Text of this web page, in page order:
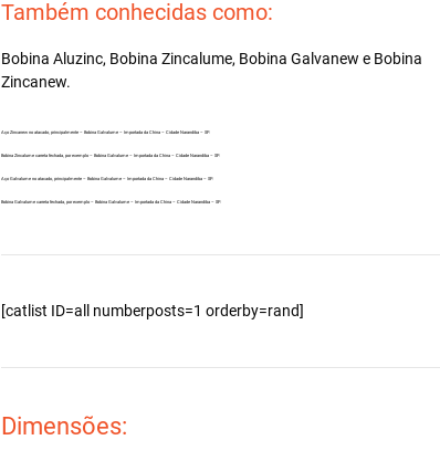
Também conhecidas como:
Bobina Aluzinc, Bobina Zincalume, Bobina Galvanew e Bobina
Zincanew.
Aço Zincanew no atacado, principalmente – Bobina Galvalume – Importada da China – Cidade Narandiba – SP.
Bobina Zincalume carreta fechada, por exemplo – Bobina Galvalume – Importada da China – Cidade Narandiba – SP.
Aço Galvalume no atacado, principalmente – Bobina Galvalume – Importada da China – Cidade Narandiba – SP.
Bobina Galvalume carreta fechada, por exemplo – Bobina Galvalume – Importada da China – Cidade Narandiba – SP.
[catlist ID=all numberposts=1 orderby=rand]
Dimensões: